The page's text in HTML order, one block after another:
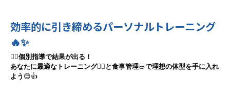
効率的に引き締めるパーソナルトレーニング
🔥✨
🧘‍♀️個別指導で結果が出る！
あなたに最適なトレーニング🏋️‍♂️ と食事管理🥗で理想の体型を手に入れ
よう 😊👍